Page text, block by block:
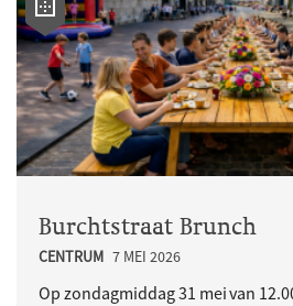
Burchtstraat Brunch
CENTRUM 7 MEI 2026
Op zondagmiddag 31 mei van